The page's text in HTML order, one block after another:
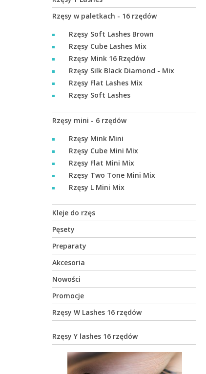
Rzęsy w paletkach - 16 rzędów
Rzęsy Soft Lashes Brown
Rzęsy Cube Lashes Mix
Rzęsy Mink 16 Rzędów
Rzęsy Silk Black Diamond - Mix
Rzęsy Flat Lashes Mix
Rzęsy Soft Lashes
Rzęsy mini - 6 rzędów
Rzęsy Mink Mini
Rzęsy Cube Mini Mix
Rzęsy Flat Mini Mix
Rzęsy Two Tone Mini Mix
Rzęsy L Mini Mix
Kleje do rzęs
Pęsety
Preparaty
Akcesoria
Nowości
Promocje
Rzęsy W Lashes 16 rzędów
Rzęsy Y lashes 16 rzędów